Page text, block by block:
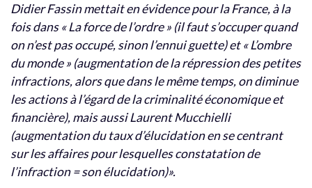
Didier Fassin mettait en évidence pour la France, à la
fois dans « La force de l’ordre » (il faut s’occuper quand
on n’est pas occupé, sinon l’ennui guette) et « L’ombre
du monde » (augmentation de la répression des petites
infractions, alors que dans le même temps, on diminue
les actions à l’égard de la criminalité économique et
financière), mais aussi Laurent Mucchielli
(augmentation du taux d’élucidation en se centrant
sur les affaires pour lesquelles constatation de
l’infraction = son élucidation)».